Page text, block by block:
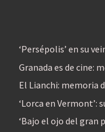
‘Persépolis’ en su
Granada es de cine:
El Lianchi: memoria
‘Lorca en Vermont’:
‘Bajo el ojo del gran